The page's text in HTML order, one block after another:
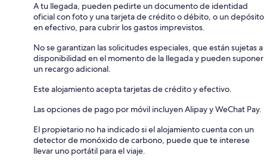
A tu llegada, pueden pedirte un documento de identidad
oficial con foto y una tarjeta de crédito o débito, o un depósito
en efectivo, para cubrir los gastos imprevistos.
No se garantizan las solicitudes especiales, que están sujetas a
disponibilidad en el momento de la llegada y pueden suponer
un recargo adicional.
Este alojamiento acepta tarjetas de crédito y efectivo.
Las opciones de pago por móvil incluyen Alipay y WeChat Pay.
El propietario no ha indicado si el alojamiento cuenta con un
detector de monóxido de carbono, puede que te interese
llevar uno portátil para el viaje.